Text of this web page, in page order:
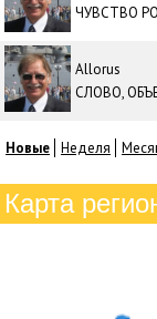
ЧУВСТВО
Allorus
СЛОВО,
Новые Неделя
Карта